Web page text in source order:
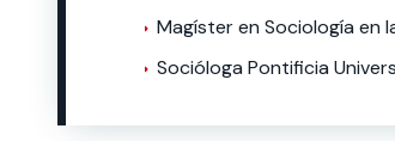
Magíster en Sociología en
Socióloga Pontificia